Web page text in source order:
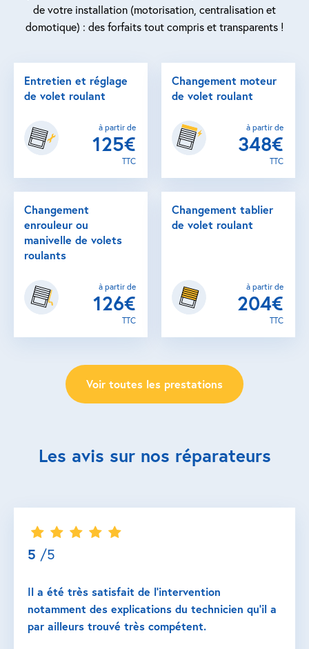
QUI SOMMES-NOUS ?
de votre installation (motorisation, centralisation et
domotique) : des forfaits tout compris et transparents !
Entretien et réglage
de volet roulant
à partir de
125€
TTC
Changement moteur
de volet roulant
à partir de
348€
TTC
Changement
enrouleur ou
manivelle de volets
roulants
à partir de
126€
TTC
Changement tablier
de volet roulant
à partir de
204€
TTC
Voir toutes les prestations
Les avis sur nos réparateurs
5 /5
Il a été très satisfait de l’intervention
notamment des explications du technicien qu’il a
par ailleurs trouvé très compétent.